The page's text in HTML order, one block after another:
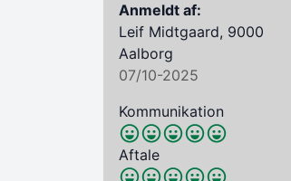
Anmeldt af:
Leif Midtgaard, 9000
Aalborg
07/10-2025
Kommunikation
Aftale